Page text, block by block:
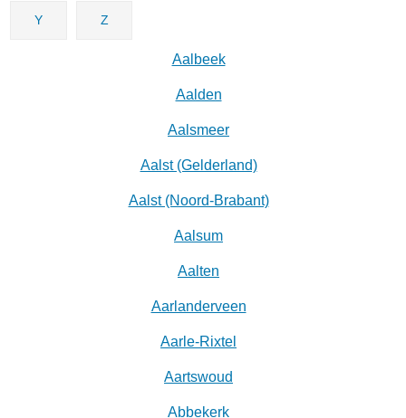
Y Z
Aalbeek
Aalden
Aalsmeer
Aalst (Gelderland)
Aalst (Noord-Brabant)
Aalsum
Aalten
Aarlanderveen
Aarle-Rixtel
Aartswoud
Abbekerk